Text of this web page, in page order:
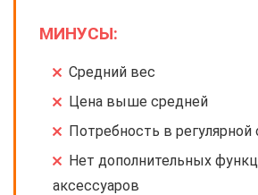
МИНУСЫ:
Средний вес
Цена выше средней
Потребность в регулярной
Нет дополнительных
аксессуаров